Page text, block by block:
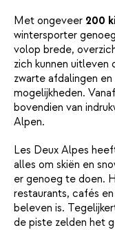
Met ongeveer 200
wintersporter
volop brede,
zich kunnen
zwarte afdalingen
mogelijkheden.
bovendien van
Alpen.
Les Deux Alpes
alles om skiën en
er genoeg te doen.
restaurants, cafés
beleven is.
de piste zelden het